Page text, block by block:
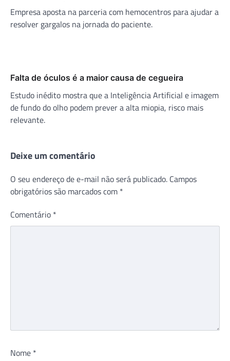
Empresa aposta na parceria com hemocentros para ajudar a
resolver gargalos na jornada do paciente.
Falta de óculos é a maior causa de cegueira
Estudo inédito mostra que a Inteligência Artificial e imagem
de fundo do olho podem prever a alta miopia, risco mais
relevante.
Deixe um comentário
O seu endereço de e-mail não será publicado. Campos
obrigatórios são marcados com *
Comentário *
Nome *